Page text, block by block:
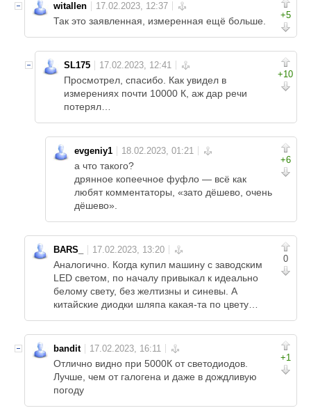
+5
witallen
Так это заявленная, измеренная ещё больше.
+10
SL175
Просмотрел, спасибо. Как увидел в
измерениях почти 10000 К, аж дар речи
потерял…
+6
evgeniy1
а что такого?
дрянное копеечное фуфло — всё как
любят комментаторы, «зато дёшево, очень
дёшево».
0
BARS_
Аналогично. Когда купил машину с заводским
LED светом, по началу привыкал к идеально
белому свету, без желтизны и синевы. А
китайские диодки шляпа какая-та по цвету…
+1
bandit
Отлично видно при 5000К от светодиодов.
Лучше, чем от галогена и даже в дождливую
погоду